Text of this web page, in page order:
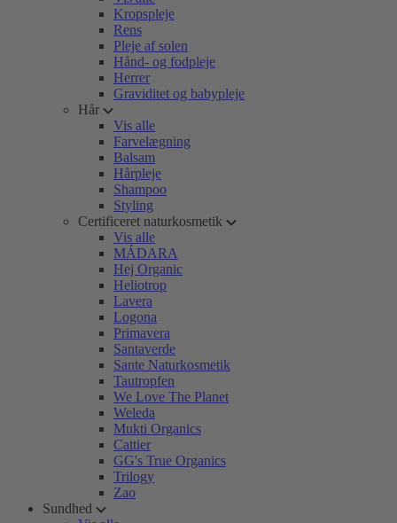
Kropspleje
Rens
Pleje af solen
Hånd- og fodpleje
Herrer
Graviditet og babypleje
Hår
Vis alle
Farvelægning
Balsam
Hårpleje
Shampoo
Styling
Certificeret naturkosmetik
Vis alle
MÁDARA
Hej Organic
Heliotrop
Lavera
Logona
Primavera
Santaverde
Sante Naturkosmetik
Tautropfen
We Love The Planet
Weleda
Mukti Organics
Cattier
GG's True Organics
Trilogy
Zao
Sundhed